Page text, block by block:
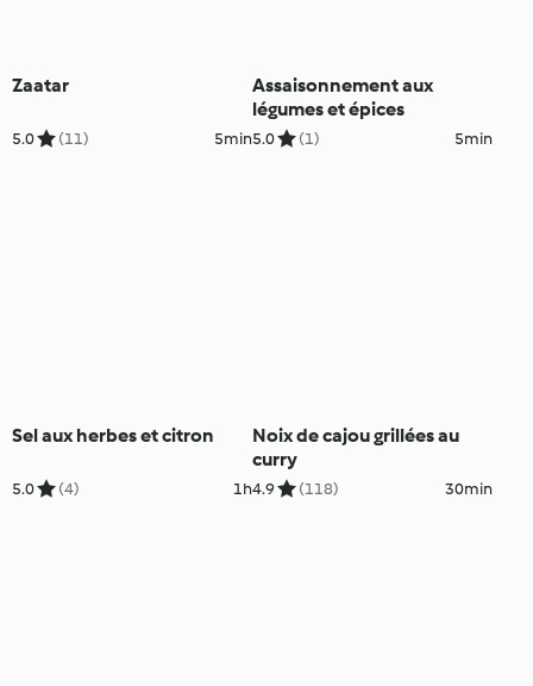
Zaatar
5.0 (11) 5min
Assaisonnement aux
légumes et épices
5.0 (1) 5min
Sel aux herbes et citron
5.0 (4) 1h
Noix de cajou grillées au
curry
4.9 (118) 30min